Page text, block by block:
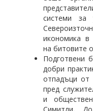
системи за
икономика в
на битовите
Подготвени
добри
отпадъци от
пред
и